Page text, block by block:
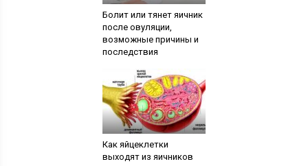
Болит или тянет яичник
после овуляции,
возможные причины и
последствия
Как яйцеклетки
выходят из яичников